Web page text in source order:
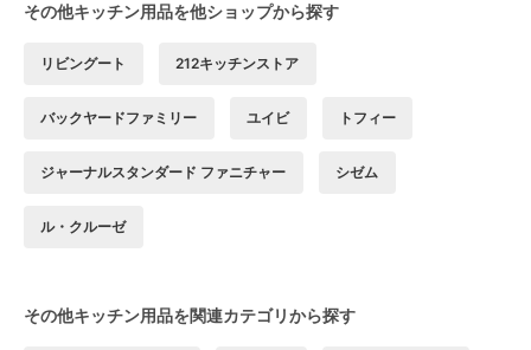
その他キッチン用品を他ショップから探す
リビングート 212キッチンストア
バックヤードファミリー ユイビ トフィー
ジャーナルスタンダード ファニチャー シゼム
ル・クルーゼ
その他キッチン用品を関連カテゴリから探す